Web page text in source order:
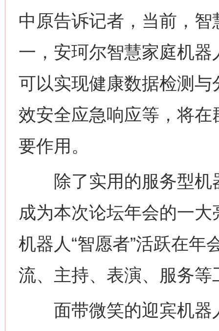
中原告诉记者，当前，
一，安珂尔智慧家庭机
可以实现健康数据检测
效安全应急响应等，将
要作用。
除了实用的服务型机
成为本次论坛年会的一
机器人“智愿者”活跃在年
流、主持、表演、服务
面带微笑的迎宾机器